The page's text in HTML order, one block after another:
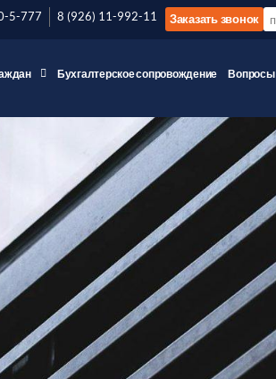
5-777 8 (926) 11-992-11 Заказать звонок
Бухгалтерское сопровождение Вопросы